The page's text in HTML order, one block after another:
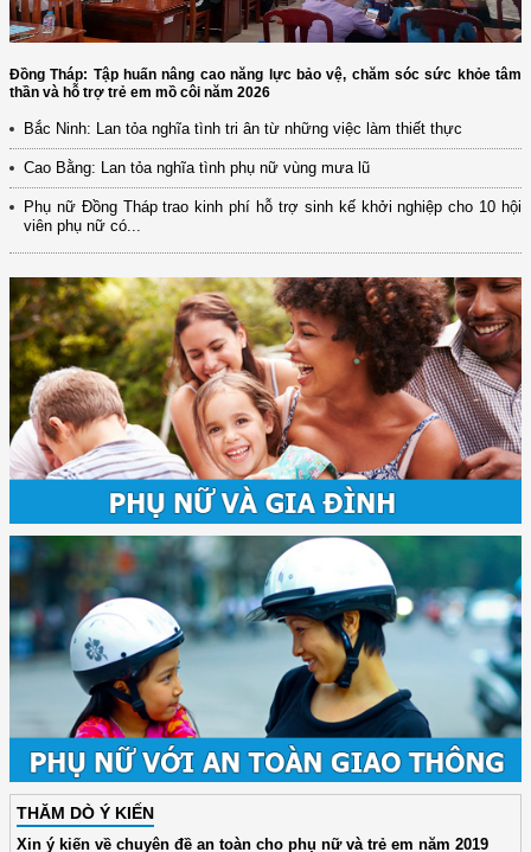
Đồng Tháp: Tập huấn nâng cao năng lực bảo vệ, chăm sóc sức khỏe tâm
thần và hỗ trợ trẻ em mồ côi năm 2026
Bắc Ninh: Lan tỏa nghĩa tình tri ân từ những việc làm thiết thực
Cao Bằng: Lan tỏa nghĩa tình phụ nữ vùng mưa lũ
Phụ nữ Đồng Tháp trao kinh phí hỗ trợ sinh kế khởi nghiệp cho 10 hội
viên phụ nữ có...
THĂM DÒ Ý KIẾN
Xin ý kiến về chuyên đề an toàn cho phụ nữ và trẻ em năm 2019